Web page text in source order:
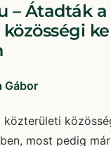
– Átadták a
Gábor
közterületi
most pedig